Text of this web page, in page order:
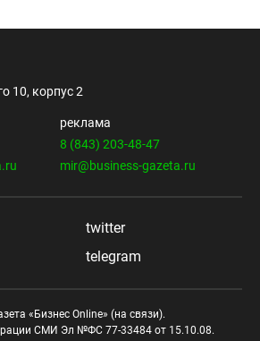
10, корпус 2
реклама
8 (843) 203-48-47
mir@business-gazeta.ru
twitter
telegram
«Бизнес Online» (на связи).
СМИ Эл №ФС 77-33484 от 15.10.08.